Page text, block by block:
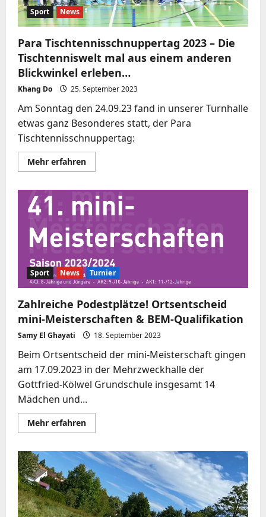
Sport News
Para Tischtennisschnuppertag 2023 – Die
Tischtenniswelt mal aus einem anderen
Blickwinkel erleben…
Khang Do 25. September 2023
Am Sonntag den 24.09.23 fand in unserer Turnhalle
etwas ganz Besonderes statt, der Para
Tischtennisschnuppertag:
Mehr erfahrenMehr
Informationen
Tischtennisschnuppertag
2023
Tischtenniswelt
mal
aus
anderen
Blickwinkel
erleben…
Sport News Turnier
Zahlreiche Podestplätze! Ortsentscheid
mini-Meisterschaften & BEM-Qualifikation
Samy El Ghayati 18. September 2023
Beim Ortsentscheid der mini-Meisterschaft gingen
am 17.09.2023 in der Mehrzweckhalle der
Gottfried-Kölwel Grundschule insgesamt 14
Mädchen und...
Mehr erfahrenMehr
Informationen
Podestplätze!
Ortsentscheid
mini-
Meisterschaften
&
BEM-
Qualifikation